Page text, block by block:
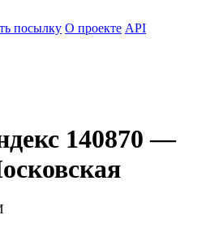
посылку О проекте API
140870 —